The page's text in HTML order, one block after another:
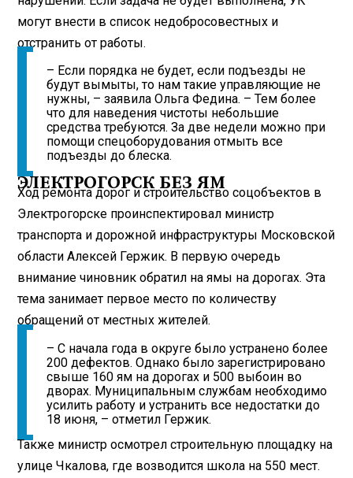
могут внести в список недобросовестных и
отстранить от работы.
– Если порядка не будет, если подъезды не
будут вымыты, то нам такие управляющие не
нужны, – заявила Ольга Федина. – Тем более
что для наведения чистоты небольшие
средства требуются. За две недели можно при
помощи спецоборудования отмыть все
подъезды до блеска.
ЭЛЕКТРОГОРСК БЕЗ ЯМ
Ход ремонта дорог и строительство соцобъектов в
Электрогорске проинспектировал министр
транспорта и дорожной инфраструктуры Московской
области Алексей Гержик. В первую очередь
внимание чиновник обратил на ямы на дорогах. Эта
тема занимает первое место по количеству
обращений от местных жителей.
– С начала года в округе было устранено более
200 дефектов. Однако было зарегистрировано
свыше 160 ям на дорогах и 500 выбоин во
дворах. Муниципальным службам необходимо
усилить работу и устранить все недостатки до
18 июня, – отметил Гержик.
Также министр осмотрел строительную площадку на
улице Чкалова, где возводится школа на 550 мест.